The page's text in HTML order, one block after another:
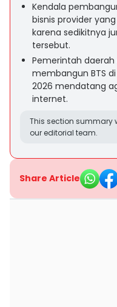
Kendala
bisnis provider
karena sedikitnya
tersebut.
Pemerintah
membangun BTS
2026 mendatang
internet.
This section summary
our editorial team.
Share Article